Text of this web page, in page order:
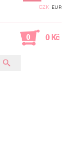
CZK EUR
0 0 Kč